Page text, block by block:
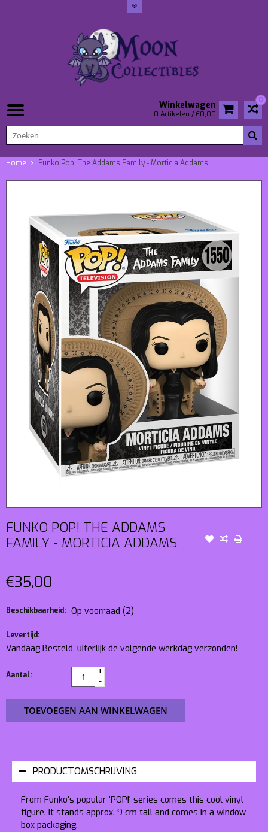
0
Winkelwagen
0 Artikelen / €0,00
Home Funko Pop! The Addams Family - Morticia Addams
FUNKO POP! THE ADDAMS
FAMILY - MORTICIA ADDAMS
€35,00
Beschikbaarheid: Op voorraad (2)
Levertijd:
Vandaag Besteld, uiterlijk de volgende werkdag verzonden!
Aantal:
+
-
TOEVOEGEN AAN WINKELWAGEN
PRODUCTOMSCHRIJVING
From Funko's popular 'POP!' series comes this cool vinyl
figure. It stands approx. 9 cm tall and comes in a window
box packaging.